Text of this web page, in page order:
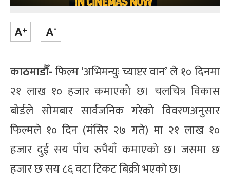
काठमाडौँ-फिल्म ‘अभिमन्युः च्याप्टर वान’ ले १० दिनमा
२१ लाख १० हजार कमाएको छ। चलचित्र विकास
बोर्डले साेमबार सार्वजनिक गरेको विवरणअनुसार
फिल्मले १० दिन (मंसिर २७ गते) मा २१ लाख १०
हजार दुई सय पाँच रुपैयाँ कमाएको छ। जसमा छ
हजार छ सय ८६ वटा टिकट बिक्री भएकाे छ।